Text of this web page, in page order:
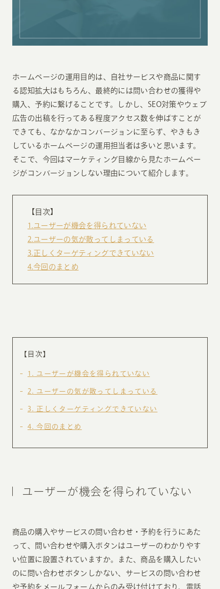
ホームページの運用目的は、自社サービスや商品に関す
る認知拡大はもちろん、最終的には問い合わせの獲得や
購入、予約に繋げることです。しかし、SEO対策やウェブ
広告の出稿を行ってある程度アクセス数を伸ばすことが
できても、なかなかコンバージョンに至らず、やきもき
しているホームページの運用担当者は多いと思います。
そこで、今回はマーケティング目線から見たホームペー
ジがコンバージョンしない理由について紹介します。
【目次】
1.ユーザーが機会を得られていない
2.ユーザーの気が散ってしまっている
3.正しくターゲティングできていない
4.今回のまとめ
【目次】
1 ユーザーが機会を得られていない
2 ユーザーの気が散ってしまっている
3 正しくターゲティングできていない
4 今回のまとめ
ユーザーが機会を得られていない
商品の購入やサービスの問い合わせ・予約を行うにあた
って、問い合わせや購入ボタンはユーザーのわかりやす
い位置に設置されていますか。また、商品を購入したい
のに問い合わせボタンしかない、サービスの問い合わせ
や予約をメールフォームからのみ受け付けており、電話